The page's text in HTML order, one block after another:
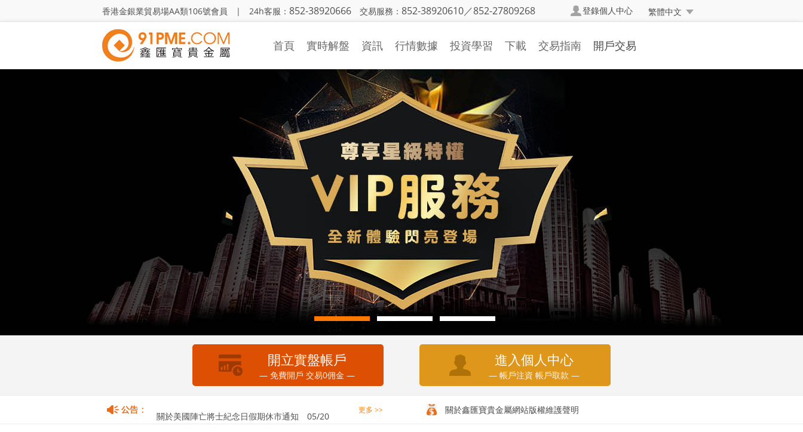
香港金銀業貿易場AA類106號會員 | 24h客服： 852-38920666 交易服務： 852-38920610／852-27809268 繁體中文
登錄個人中心
首頁 實時解盤 資訊
金銀日評
策略研究
機構觀點
市場動態
行情數據
行情中心
財經日曆
投資學習
基本面知識
技術面知識
投資技巧
視頻學習
投資詞彙
下載 交易指南
掛單交易
交易詞彙
常見問題
資金安全
異常交易處理
開戶交易
人民幣兌換率
反洗黑錢聲明
開立實盤帳戶
— 免費開戶 交易0佣金 —
進入個人中心
— 帳戶注資 帳戶取款 —
關於香港佛誕假期暫停取款服務通知 05/20
關於美國陣亡將士紀念日假期休市通知 更多 >> 關於鑫匯寶貴金屬網站版權維護聲明